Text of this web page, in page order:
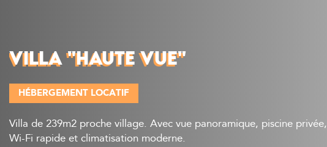
VILLA "HAUTE VUE"
HÉBERGEMENT LOCATIF
Villa de 239m2 proche village. Avec vue panoramique, piscine privée,
Wi-Fi rapide et climatisation moderne.